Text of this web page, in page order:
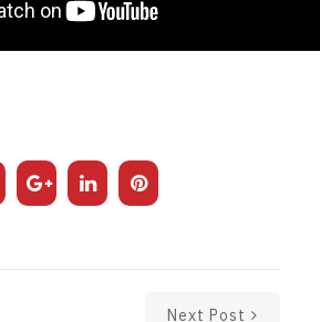
Next Post